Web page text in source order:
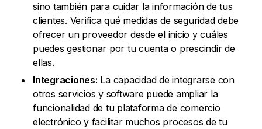
sino también para cuidar la información de tus
clientes. Verifica qué medidas de seguridad debe
ofrecer un proveedor desde el inicio y cuáles
puedes gestionar por tu cuenta o prescindir de
ellas.
Integraciones: La capacidad de integrarse con
otros servicios y software puede ampliar la
funcionalidad de tu plataforma de comercio
electrónico y facilitar muchos procesos de tu